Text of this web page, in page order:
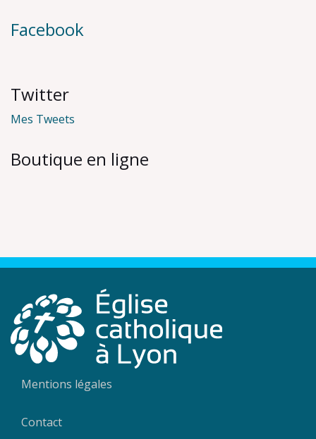
Facebook
Twitter
Mes Tweets
Boutique en ligne
Mentions légales
Contact